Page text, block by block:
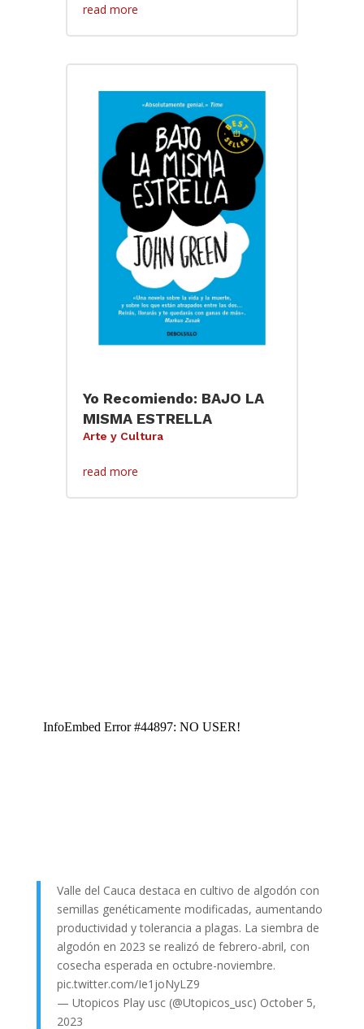
read more
Yo Recomiendo: BAJO LA
MISMA ESTRELLA
Arte y Cultura
read more
Valle del Cauca destaca en cultivo de algodón con
semillas genéticamente modificadas, aumentando
productividad y tolerancia a plagas. La siembra de
algodón en 2023 se realizó de febrero-abril, con
cosecha esperada en octubre-noviembre.
pic.twitter.com/Ie1joNyLZ9
— Utopicos Play usc (@Utopicos_usc) October 5,
2023